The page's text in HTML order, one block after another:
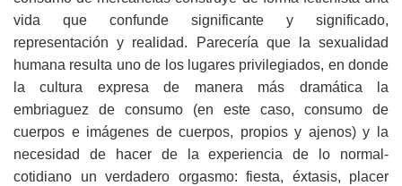
vida que confunde significante y significado,
representación y realidad. Parecería que la sexualidad
humana resulta uno de los lugares privilegiados, en donde
la cultura expresa de manera más dramática la
embriaguez de consumo (en este caso, consumo de
cuerpos e imágenes de cuerpos, propios y ajenos) y la
necesidad de hacer de la experiencia de lo normal-
cotidiano un verdadero orgasmo: fiesta, éxtasis, placer